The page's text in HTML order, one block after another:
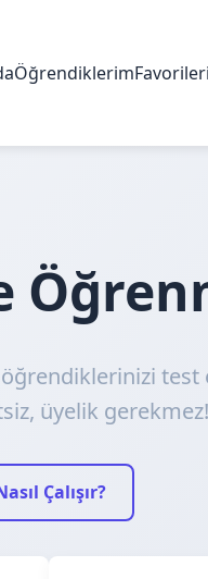
Öğrendiklerim
test
üyelik gerekmez!
Çalışır?